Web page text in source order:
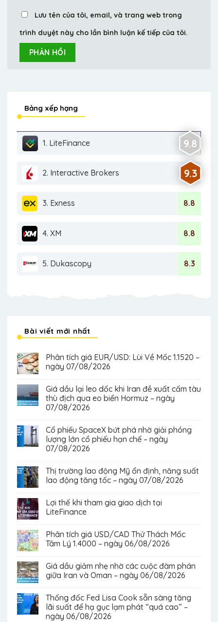
Lưu tên của tôi, email, và trang web trong
trình duyệt này cho lần bình luận kế tiếp của tôi.
Bảng xếp hạng
1. LiteFinance 9.8
2. Interactive Brokers 9.3
3. Exness 8.8
4. XM 8.8
5. Dukascopy 8.3
Bài viết mới nhất
Phân tích giá EUR/USD: Lùi Về Mốc 1.1520 –
ngày 07/08/2026
Giá dầu lại leo dốc khi Iran đề xuất cấm tàu
thù địch qua eo biển Hormuz – ngày
07/08/2026
Cổ phiếu SpaceX bứt phá nhờ giải phóng
lượng lớn cổ phiếu hạn chế – ngày
07/08/2026
Thị trường lao động Mỹ ổn định, năng suất
lao động tăng tốc – ngày 07/08/2026
Lợi thế khi tham gia giao dịch tại
LiteFinance
Phân tích giá USD/CAD Thử Thách Mốc
Tâm Lý 1.4000 – ngày 06/08/2026
Giá dầu giảm nhẹ nhờ các cuộc đàm phán
giữa Iran và Oman – ngày 06/08/2026
Thống đốc Fed Lisa Cook sẵn sàng tăng
lãi suất để hạ gục lạm phát “quá cao” –
ngày 06/08/2026